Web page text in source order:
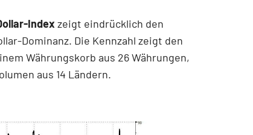
Indexzeigt eindrücklich den
Dominanz. Die Kennzahl zeigt den
Währungskorb aus 26 Währungen,
aus 14 Ländern.